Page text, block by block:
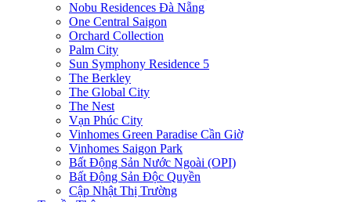
Nobu Residences Đà Nẵng
One Central Saigon
Orchard Collection
Palm City
Sun Symphony Residence 5
The Berkley
The Global City
The Nest
Vạn Phúc City
Vinhomes Green Paradise Cần Giờ
Vinhomes Saigon Park
Bất Động Sản Nước Ngoài (OPI)
Bất Động Sản Độc Quyền
Cập Nhật Thị Trường